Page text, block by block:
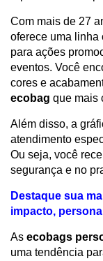
Com mais de 27
oferece uma
para ações
eventos. Você
cores e
ecobag que mais
Além disso, a
atendimento
Ou seja, você
segurança e no
Destaque sua
impacto,
As ecobags
uma tendência